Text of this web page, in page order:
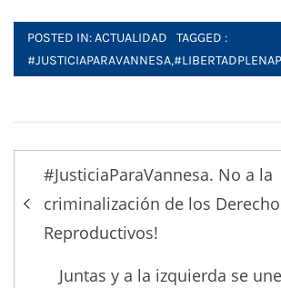
POSTED IN:ACTUALIDAD
TAGGED :
#JUSTICIAPARAVANNESA,
Post
navigation
#JusticiaParaVannesa. No a la
criminalización de los
Reproductivos!
Juntas y a la izquierda se